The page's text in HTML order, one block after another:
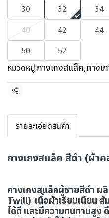
30 32 34
40
42 44
50
52
หมวดหมู่:กางเกงสแล็ค,กางเ
แชร์
รายละเอียดสินค้า
กางเกงสแล็ค สีดำ (ผ้า
กางเกงสแล็คผู้ชายสีดำ ผ
Twill) เนื้อผ้าเรียบเนียน สั
ได้ดี และมีความทนทานสูง